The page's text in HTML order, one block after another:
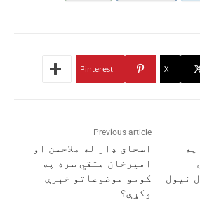
X
Pinterest
Previous article
اسحاق ډار له ملاحسن او
امیرخان متقي سره په
کومو موضوعاتو خبرې
وکړې؟
نیول